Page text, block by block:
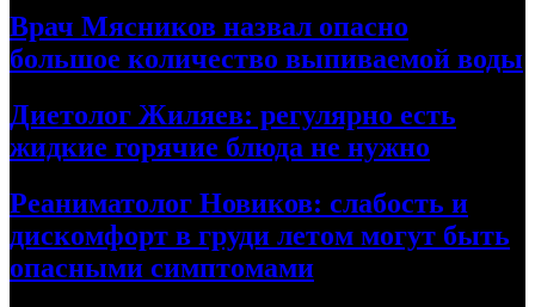
Врач Мясников назвал опасно
большое количество выпиваемой воды
Диетолог Жиляев: регулярно есть
жидкие горячие блюда не нужно
Реаниматолог Новиков: слабость и
дискомфорт в груди летом могут быть
опасными симптомами